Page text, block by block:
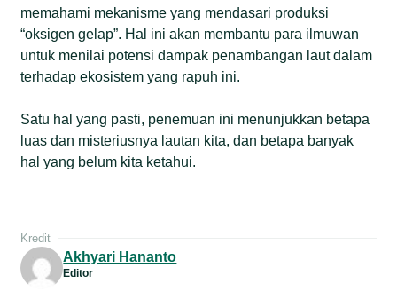
memahami mekanisme yang mendasari produksi
“oksigen gelap”. Hal ini akan membantu para ilmuwan
untuk menilai potensi dampak penambangan laut dalam
terhadap ekosistem yang rapuh ini.
Satu hal yang pasti, penemuan ini menunjukkan betapa
luas dan misteriusnya lautan kita, dan betapa banyak
hal yang belum kita ketahui.
Kredit
Akhyari Hananto
Editor